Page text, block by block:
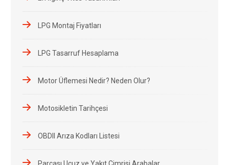
LPG Montaj Fiyatları
LPG Tasarruf Hesaplama
Motor Üflemesi Nedir? Neden Olur?
Motosikletin Tarihçesi
OBDII Arıza Kodları Listesi